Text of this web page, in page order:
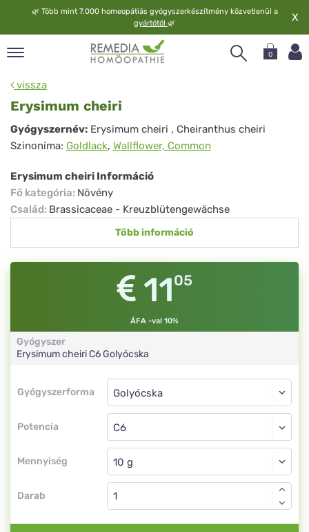
🌿 Több mint 7.000 homeopátiás gyógyszerkészítmény közvetlenül a
gyártótól 🌿 X
0
vissza
Erysimum cheiri
Erysimum
cheiri
Gyógyszernév: Erysimum cheiri , Cheiranthus cheiri
Szinoníma: Goldlack, Wallflower, Common
Erysimum cheiri Információ
Fő kategória: Növény
Család: Brassicaceae - Kreuzblütengewächse
Több információ
1105
ÁFA -val 10%
Gyógyszer
Erysimum cheiriC6Golyócska
Gyógyszerforma
Gyógyszerforma
Potencia
Golyócska
C6
Mennyiség
Golyócska
Darab